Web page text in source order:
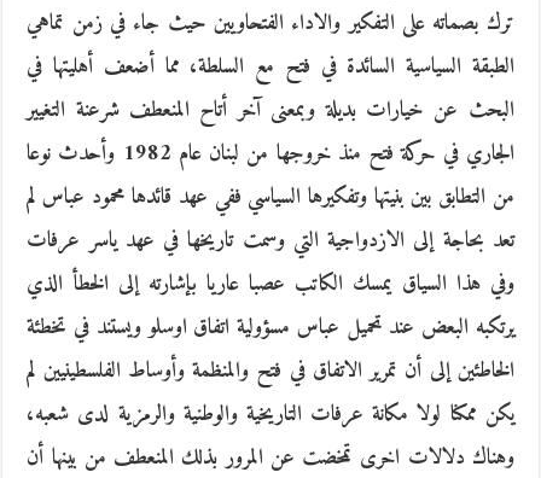
ترك بصماته على التفكير والاداء الفتحاويين حيث جاء في زمن تماهي
الطبقة السياسية السائدة في فتح مع السلطة، مما أضعف أهليتها في
البحث عن خيارات بديلة وبمعنى آخر أتاح المنعطف شرعنة التغيير
الجاري في حركة فتح منذ خروجها من لبنان عام 1982 وأحدث نوعا
من التطابق بين بنيتها وتفكيرها السياسي ففي عهد قائدها محمود عباس لم
تعد بحاجة إلى الازدواجية التي وسمت تاريخها في عهد ياسر عرفات
وفي هذا السياق يمسك الكاتب عصبا عاريا بإشارته إلى الخطأ الذي
يرتكبه البعض عند تحميل عباس مسؤولية اتفاق اوسلو ويستند في تخطئة
الخاطئين إلى أن تمرير الاتفاق في فتح والمنظمة وأوساط الفلسطينيين لم
يكن ممكنا لولا مكانة عرفات التاريخية والوطنية والرمزية لدى شعبه،
وهناك دلالات اخرى تمخضت عن المرور بذلك المنعطف من بينها أن